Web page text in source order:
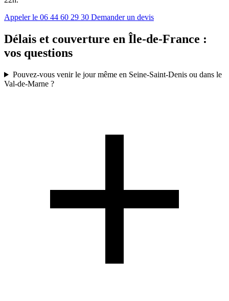
Appeler le 06 44 60 29 30 Demander un devis
Délais et couverture en Île-de-France :
vos questions
Pouvez-vous venir le jour même en Seine-Saint-Denis ou dans le
Val-de-Marne ?